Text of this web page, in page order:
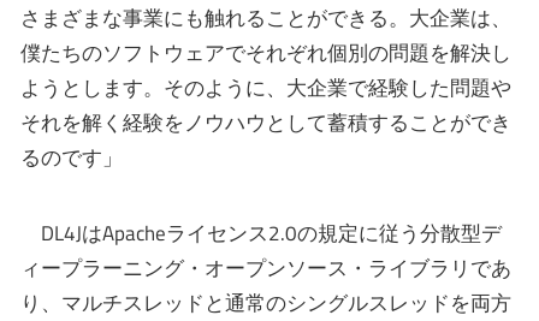
さまざまな事業にも触れることができる。大企業は、
僕たちのソフトウェアでそれぞれ個別の問題を解決し
ようとします。そのように、大企業で経験した問題や
それを解く経験をノウハウとして蓄積することができ
るのです」
DL4JはApacheライセンス2.0の規定に従う分散型デ
ィープラーニング・オープンソース・ライブラリであ
り、マルチスレッドと通常のシングルスレッドを両方